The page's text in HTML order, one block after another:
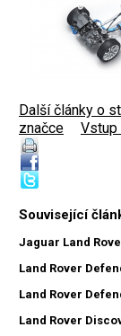
Další články o
značce
Vstup
Související
Jaguar Land
Land Rover
Land Rover
Land Rover